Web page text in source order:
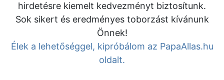
hirdetésre kiemelt kedvezményt biztosítunk.
Sok sikert és eredményes toborzást kívánunk
Önnek!
Élek a lehetőséggel, kipróbálom az PapaAllas.hu
oldalt.